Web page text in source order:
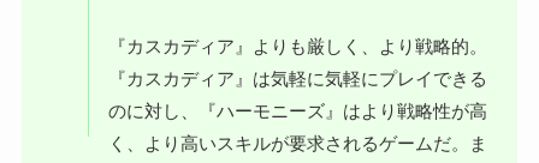
『カスカディア』よりも厳しく、より戦略的。
『カスカディア』は気軽に気軽にプレイできる
のに対し、『ハーモニーズ』はより戦略性が高
く、より高いスキルが要求されるゲームだ。ま